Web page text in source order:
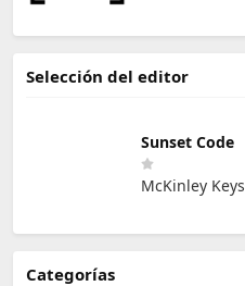
Selección del editor
Sunset Code
McKinley Keys
Categorías